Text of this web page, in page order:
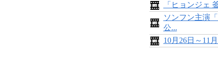
「ヒョンジェ
ソンフン主演
公...
10月26日～11